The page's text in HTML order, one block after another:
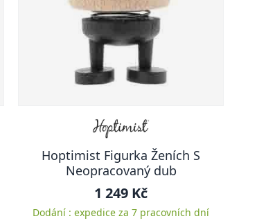
Hoptimist Figurka Ženích S
Neopracovaný dub
1 249 Kč
Dodání : expedice za 7 pracovních dní